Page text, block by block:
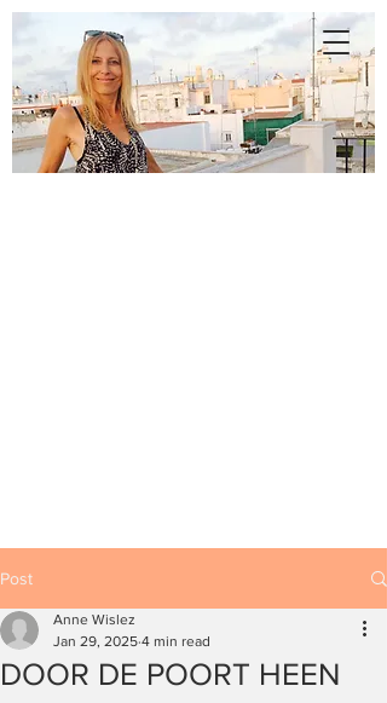
Post
DOOR DE POORT HEEN
Anne Wislez
Jan 29, 2025 4 min read